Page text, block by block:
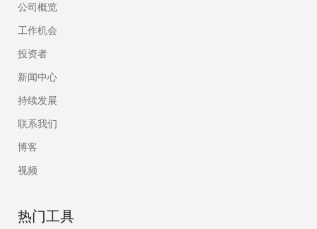
公司概览
工作机会
投资者
新闻中心
持续发展
联系我们
博客
视频
热门工具